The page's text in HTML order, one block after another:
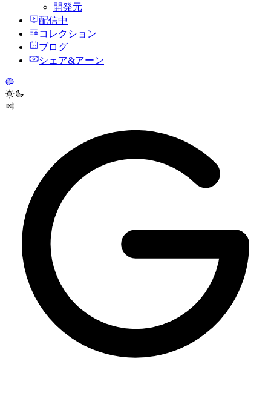
開発元
配信中
コレクション
ブログ
シェア&アーン